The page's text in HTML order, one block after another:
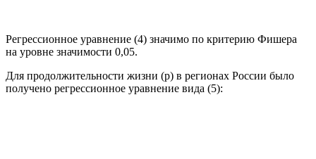
Регрессионное уравнение (4) значимо по критерию Фишера
на уровне значимости 0,05.
Для продолжительности жизни (р) в регионах России было
получено регрессионное уравнение вида (5):